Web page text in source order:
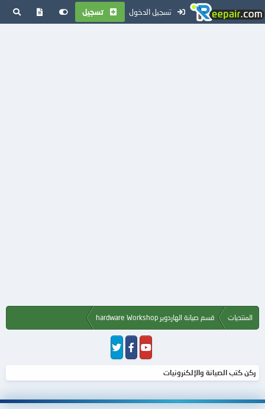
تسجيل الدخول تسجيل
المنتديات قسم صيانة الهاردوير hardware Workshop
ركن كتب الصيانة والإلكنرونيات